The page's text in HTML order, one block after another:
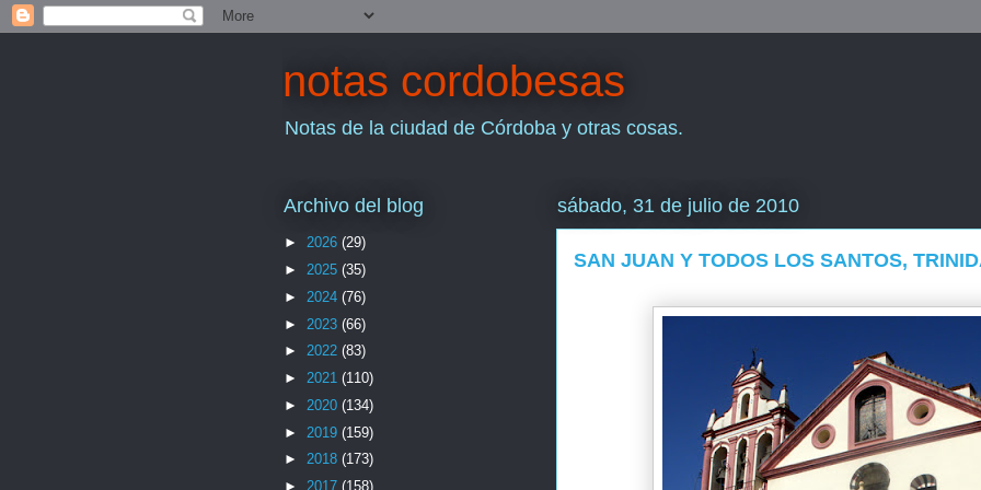
notas cordobesas
Notas de la ciudad de Córdoba y otras cosas.
sábado, 31 de julio de 2010
SAN JUAN Y TODOS LOS SANTOS,
Archivo del blog
► 2026 (29)
► 2025 (35)
► 2024 (76)
► 2023 (66)
► 2022 (83)
► 2021 (110)
► 2020 (134)
► 2019 (159)
► 2018 (173)
► 2017 (158)